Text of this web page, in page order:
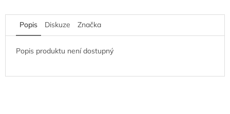
Popis Diskuze Značka
Popis produktu není dostupný